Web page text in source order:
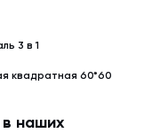
3 в 1
квадратная 60*60
наших